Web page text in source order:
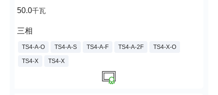
50.0千瓦
三相
TS4-A-O TS4-A-S TS4-A-F TS4-A-2F TS4-X-O
TS4-X TS4-X